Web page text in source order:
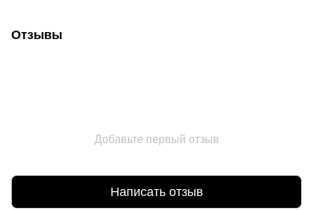
Отзывы
Добавьте первый отзыв
Написать отзыв